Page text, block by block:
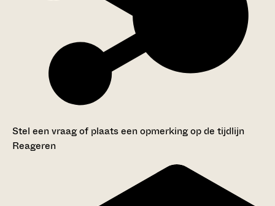
Stel een vraag of plaats een opmerking op de tijdlijn
Reageren